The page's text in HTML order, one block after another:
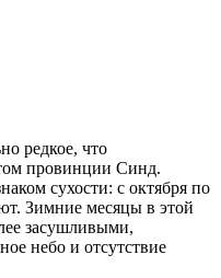
редкое, что
провинции Синд.
сухости: с октября по
Зимние месяцы в этой
засушливыми,
небо и отсутствие